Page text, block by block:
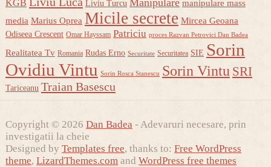
KGB Liviu Turcu Manipulare manipulare mass
media Marius Oprea Micile secrete Mircea Geoana
Odiseea Crescent Omar Hayssam Patriciu proces Razvan Petrovici Dan Badea
Realitatea Tv Romania Rudas Erno Securitate Securitatea SIE Sorin
Ovidiu Vintu Sorin Rosca Stanescu Sorin Vintu SRI
Tariceanu Traian Basescu
Copyright © 2026 Dan Badea - Adevaruri necesare, prin
investigatii la cheie
Designed by Templates free, thanks to: Free WordPress
theme, LizardThemes.comand WordPress free themes